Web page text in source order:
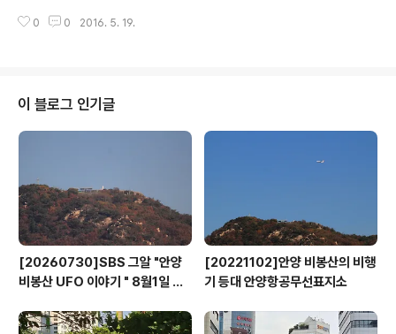
여가활동과 휴식공간으로 주목받는 반월호수가 수도권 전
포시에 따르면 내달 중에 용역 수행업체가 선정되면 지역
방침이다. 전문 용역을 통해 중․장기 계획을 수립하고, 관련
조례를 제정하는 등의 노력을 기울여 지역 실정에 맞는 뿌
리산업 진흥․육성 전략을 세우겠다는 의미다. 김호택 지역
맞는 발전을 유도할 수 있을 것으로 생각한다..
0 0 2016. 5. 19.
이 블로그 인기글
[20260730]SBS 그알 "안양
비봉산 UFO 이야기 " 8월1일 방
[20221102]안양 비봉산의 비행
기 등대 안양항공무선표지소